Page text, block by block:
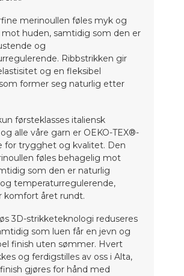
merinoullen føles myk og
huden, samtidig som den er
og
Ribbstrikken gir
og en fleksibel
former seg naturlig etter
førsteklasses italiensk
alle våre garn er OEKO-TEX®-
for trygghet og kvalitet. Den
føles behagelig mot
som den er naturlig
temperaturregulerende,
komfort året rundt.
3D-strikketeknologi reduseres
som luen får en jevn og
finish uten sømmer. Hvert
og ferdigstilles av oss i Alta,
gjøres for hånd med